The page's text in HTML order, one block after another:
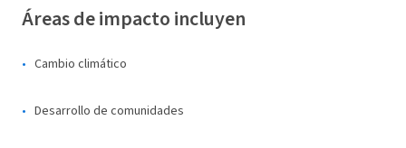
Áreas de impacto incluyen
Cambio climático
Desarrollo de comunidades